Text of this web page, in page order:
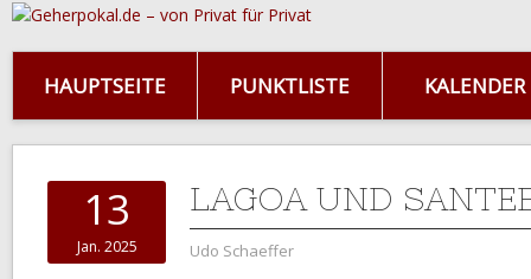
HAUPTSEITE PUNKTLISTE KALENDER
13
Jan. 2025
LAGOA UND
Udo Schaeffer